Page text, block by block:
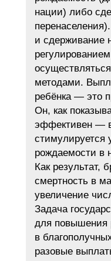
нации) либо
и сдерживание
методами.
ребёнка — это
Он, как
эффективен —
стимулируется
рождаемости в
Как результат,
смертность в
увеличение
Задача
для повышения
в
разовые